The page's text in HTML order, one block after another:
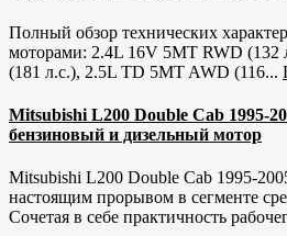
Полный обзор технических
моторами: 2.4L 16V 5MT RWD (132
(181 л.с.), 2.5L TD 5MT AWD (116...
Mitsubishi L200 Double Cab 1995-
бензиновый и дизельный мотор
Mitsubishi L200 Double Cab 1995-
настоящим прорывом в сегменте
Сочетая в себе практичность